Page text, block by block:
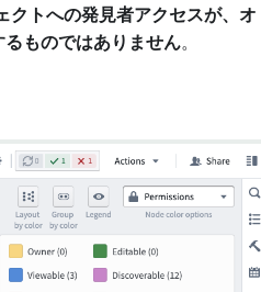
クトへの発見者アクセスが、オ
るものではありません。